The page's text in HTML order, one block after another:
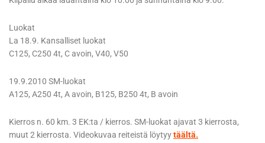
Luokat
La 18.9. Kansalliset luokat
C125, C250 4t, C avoin, V40, V50
19.9.2010 SM-luokat
A125, A250 4t, A avoin, B125, B250 4t, B avoin
Kierros n. 60 km. 3 EK:ta / kierros. SM-luokat ajavat 3 kierrosta,
muut 2 kierrosta. Videokuvaa reiteistä löytyytäältä.